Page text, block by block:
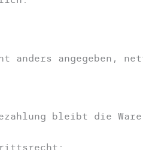
angegeben,
bleibt die Ware